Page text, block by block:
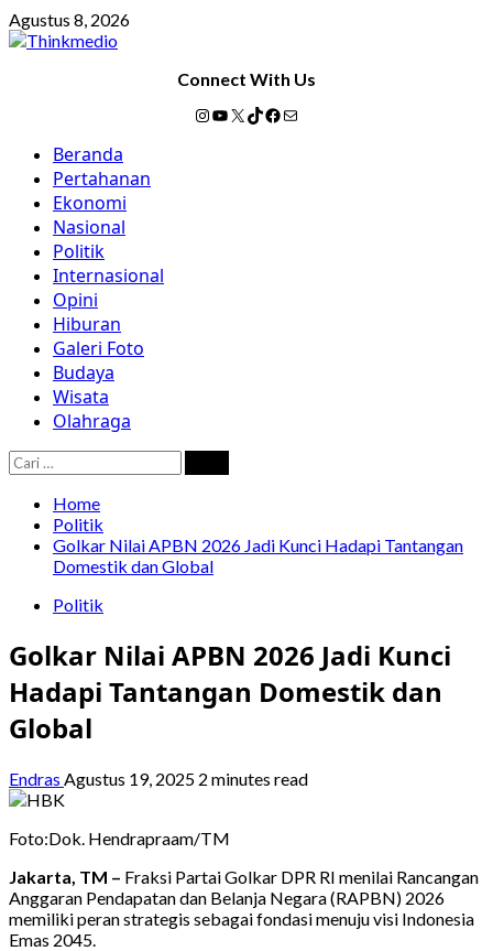
Skip
to
Agustus 8, 2026
Connect With Us
Instagram
YouTube
X TikTok
Facebook
Mail
Primary
Menu
Beranda
Pertahanan
Ekonomi
Nasional
Politik
Internasional
Opini
Hiburan
Galeri Foto
Budaya
Wisata
Olahraga
Cari
untuk:
Home
Politik
Golkar Nilai APBN 2026 Jadi Kunci Hadapi Tantangan
Domestik dan Global
Politik
Golkar Nilai APBN 2026 Jadi Kunci
Hadapi Tantangan Domestik dan
Global
Endras Agustus 19, 2025 2 minutes read
Foto:Dok. Hendrapraam/TM
Jakarta, TM – Fraksi Partai Golkar DPR RI menilai Rancangan
Anggaran Pendapatan dan Belanja Negara (RAPBN) 2026
memiliki peran strategis sebagai fondasi menuju visi Indonesia
Emas 2045.